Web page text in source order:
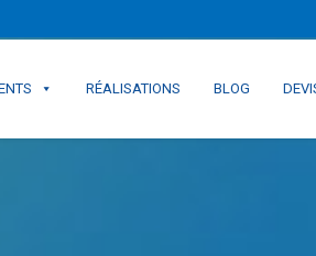
RÉALISATIONS BLOG